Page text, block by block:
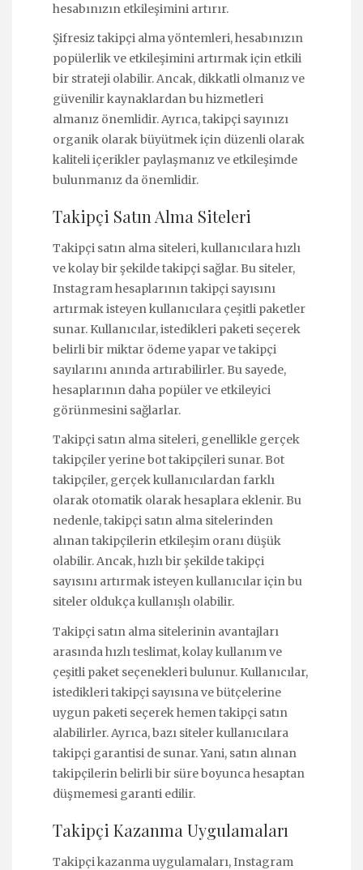
hesabınızın etkileşimini artırır.
Şifresiz takipçi alma yöntemleri, hesabınızın
popülerlik ve etkileşimini artırmak için etkili
bir strateji olabilir. Ancak, dikkatli olmanız ve
güvenilir kaynaklardan bu hizmetleri
almanız önemlidir. Ayrıca, takipçi sayınızı
organik olarak büyütmek için düzenli olarak
kaliteli içerikler paylaşmanız ve etkileşimde
bulunmanız da önemlidir.
Takipçi Satın Alma Siteleri
Takipçi satın alma siteleri, kullanıcılara hızlı
ve kolay bir şekilde takipçi sağlar. Bu siteler,
Instagram hesaplarının takipçi sayısını
artırmak isteyen kullanıcılara çeşitli paketler
sunar. Kullanıcılar, istedikleri paketi seçerek
belirli bir miktar ödeme yapar ve takipçi
sayılarını anında artırabilirler. Bu sayede,
hesaplarının daha popüler ve etkileyici
görünmesini sağlarlar.
Takipçi satın alma siteleri, genellikle gerçek
takipçiler yerine bot takipçileri sunar. Bot
takipçiler, gerçek kullanıcılardan farklı
olarak otomatik olarak hesaplara eklenir. Bu
nedenle, takipçi satın alma sitelerinden
alınan takipçilerin etkileşim oranı düşük
olabilir. Ancak, hızlı bir şekilde takipçi
sayısını artırmak isteyen kullanıcılar için bu
siteler oldukça kullanışlı olabilir.
Takipçi satın alma sitelerinin avantajları
arasında hızlı teslimat, kolay kullanım ve
çeşitli paket seçenekleri bulunur. Kullanıcılar,
istedikleri takipçi sayısına ve bütçelerine
uygun paketi seçerek hemen takipçi satın
alabilirler. Ayrıca, bazı siteler kullanıcılara
takipçi garantisi de sunar. Yani, satın alınan
takipçilerin belirli bir süre boyunca hesaptan
düşmemesi garanti edilir.
Takipçi Kazanma Uygulamaları
Takipçi kazanma uygulamaları, Instagram